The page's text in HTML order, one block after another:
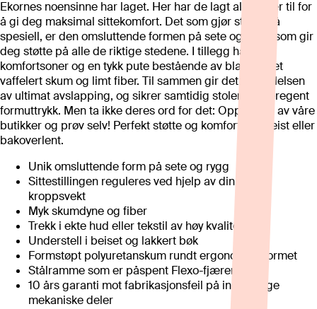
Ekornes noensinne har laget. Her har de lagt alle kluter til for
å gi deg maksimal sittekomfort. Det som gjør stolen så
spesiell, er den omsluttende formen på sete og rygg, som gir
deg støtte på alle de riktige stedene. I tillegg har den
komfortsoner og en tykk pute bestående av blant annet
vaffelert skum og limt fiber. Til sammen gir det deg følelsen
av ultimat avslapping, og sikrer samtidig stolen et særegent
formuttrykk. Men ta ikke deres ord for det: Oppsøk en av våre
butikker og prøv selv! Perfekt støtte og komfort, oppreist eller
bakoverlent.
Unik omsluttende form på sete og rygg
Sittestillingen reguleres ved hjelp av din egen
kroppsvekt
Myk skumdyne og fiber
Trekk i ekte hud eller tekstil av høy kvalitet
Understell i beiset og lakkert bøk
Formstøpt polyuretanskum rundt ergonomisk formet
Stålramme som er påspent Flexo-fjærer
10 års garanti mot fabrikasjonsfeil på innvendige
mekaniske deler